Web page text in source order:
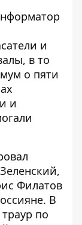
и
, в то
о пяти
и
,
Филатов
. В
по